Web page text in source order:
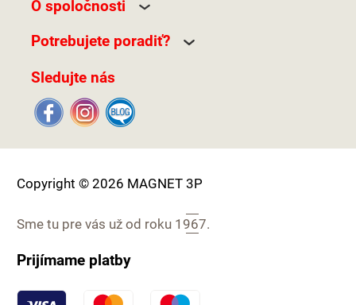
O spoločnosti
Potrebujete poradiť?
Sledujte nás
Copyright © 2026 MAGNET 3P
Sme tu pre vás už od roku 1967.
Prijímame platby